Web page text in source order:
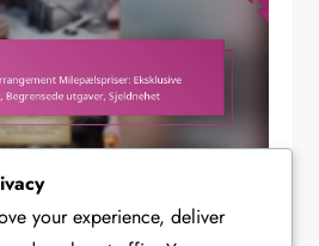
your experience, deliver